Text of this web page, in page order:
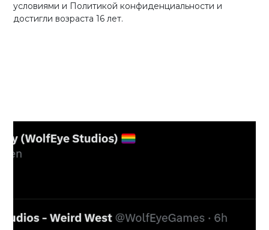
условиями и Политикой конфиденциальности и
достигли возраста 16 лет.